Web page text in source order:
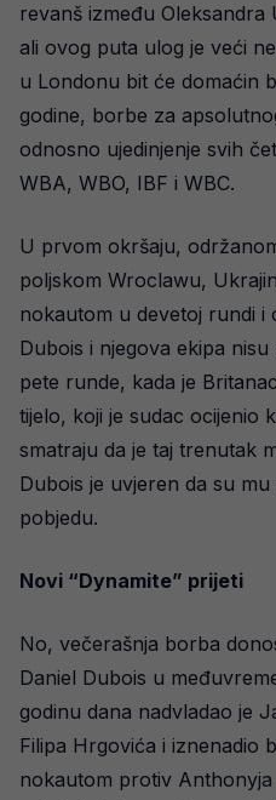
revanš između Oleksandra
ali ovog puta ulog je veći
u Londonu bit će domaćin
godine, borbe za
odnosno ujedinjenje svih
WBA, WBO, IBF i WBC.
U prvom okršaju,
poljskom Wroclawu,
nokautom u devetoj rundi i
Dubois i njegova ekipa
pete runde, kada je
tijelo, koji je sudac ocijenio
smatraju da je taj trenutak
Dubois je uvjeren da su
pobjedu.
Novi “Dynamite” prijeti
No, večerašnja borba
Daniel Dubois u
godinu dana nadvladao je
Filipa Hrgovića i iznenadio
nokautom protiv